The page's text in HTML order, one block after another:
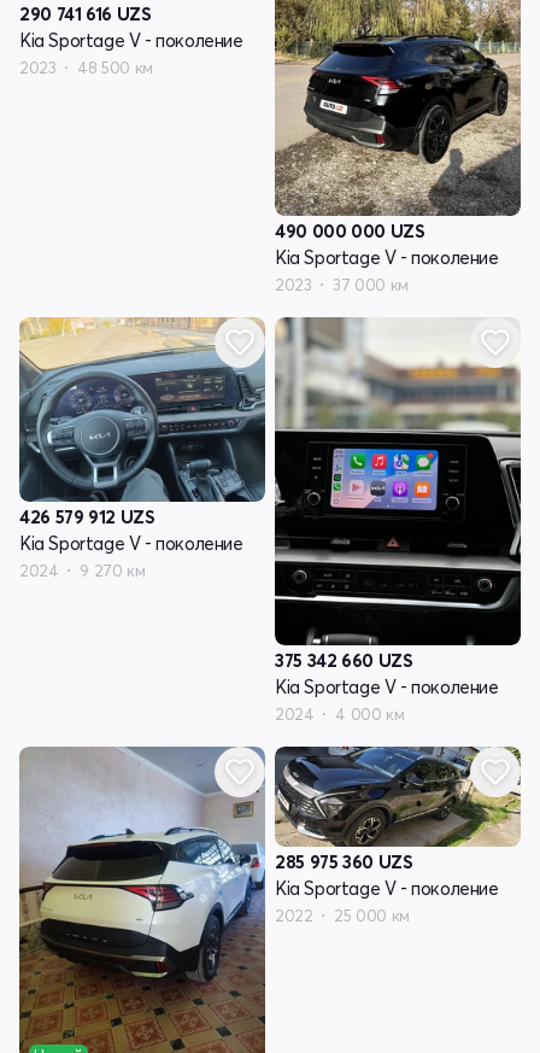
290 741 616 UZS
Kia Sportage V - поколение
2023 48 500 км
490 000 000 UZS
Kia Sportage V - поколение
2023 37 000 км
426 579 912 UZS
Kia Sportage V - поколение
2024 9 270 км
375 342 660 UZS
Kia Sportage V - поколение
2024 4 000 км
285 975 360 UZS
Kia Sportage V - поколение
2022 25 000 км